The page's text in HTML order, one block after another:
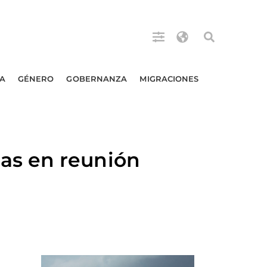
GÉNERO GOBERNANZA MIGRACIONES
en reunión